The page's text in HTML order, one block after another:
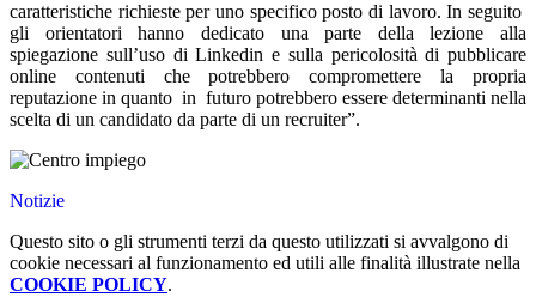
caratteristiche richieste per uno specifico posto di lavoro. In seguito
gli orientatori hanno dedicato una parte della lezione alla
spiegazione sull’uso di Linkedin e sulla pericolosità di pubblicare
online contenuti che potrebbero compromettere la propria
reputazione in quanto in futuro potrebbero essere determinanti nella
scelta di un candidato da parte di un recruiter”.
Notizie
Questo sito o gli strumenti terzi da questo utilizzati si avvalgono di
cookie necessari al funzionamento ed utili alle finalità illustrate nella
COOKIE POLICY.